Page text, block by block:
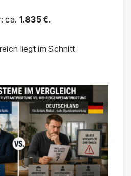
ca. 1.835 €.
liegt im Schnitt